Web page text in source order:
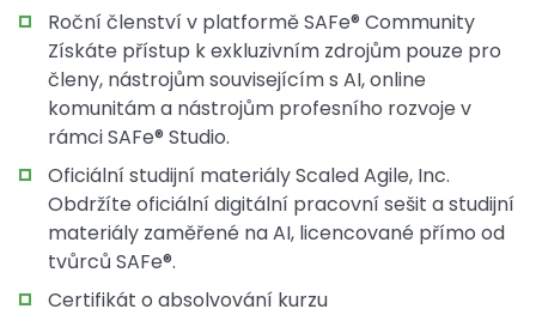
Roční členství v platformě SAFe® Community
Získáte přístup k exkluzivním zdrojům pouze pro
členy, nástrojům souvisejícím s AI, online
komunitám a nástrojům profesního rozvoje v
rámci SAFe® Studio.
Oficiální studijní materiály Scaled Agile, Inc.
Obdržíte oficiální digitální pracovní sešit a studijní
materiály zaměřené na AI, licencované přímo od
tvůrců SAFe®.
Certifikát o absolvování kurzu